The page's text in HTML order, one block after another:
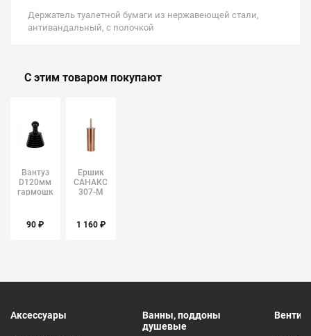
Держатель туалетной бумаги из нержавеющей стали,
антивандальный, с полочкой
С этим товаром покупают
Вантуз
D120мм
гармошка
90 ₽
Ершик
САНАКС
307-M
1 160 ₽
Аксессуары
Ванны, поддоны
душевые